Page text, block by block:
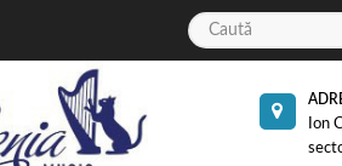
Ion